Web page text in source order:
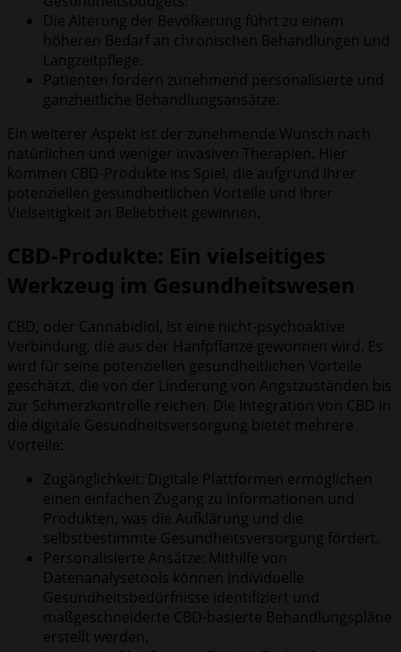
Die Alterung der Bevölkerung führt zu einem
höheren Bedarf an chronischen Behandlungen und
Langzeitpflege.
Patienten fordern zunehmend personalisierte und
ganzheitliche Behandlungsansätze.
Ein weiterer Aspekt ist der zunehmende Wunsch nach
natürlichen und weniger invasiven Therapien. Hier
kommen CBD-Produkte ins Spiel, die aufgrund ihrer
potenziellen gesundheitlichen Vorteile und ihrer
Vielseitigkeit an Beliebtheit gewinnen.
CBD-Produkte: Ein vielseitiges
Werkzeug im Gesundheitswesen
CBD, oder Cannabidiol, ist eine nicht-psychoaktive
Verbindung, die aus der Hanfpflanze gewonnen wird. Es
wird für seine potenziellen gesundheitlichen Vorteile
geschätzt, die von der Linderung von Angstzuständen bis
zur Schmerzkontrolle reichen. Die Integration von CBD in
die digitale Gesundheitsversorgung bietet mehrere
Vorteile:
Zugänglichkeit: Digitale Plattformen ermöglichen
einen einfachen Zugang zu Informationen und
Produkten, was die Aufklärung und die
selbstbestimmte Gesundheitsversorgung fördert.
Personalisierte Ansätze: Mithilfe von
Datenanalysetools können individuelle
Gesundheitsbedürfnisse identifiziert und
maßgeschneiderte CBD-basierte Behandlungspläne
erstellt werden.